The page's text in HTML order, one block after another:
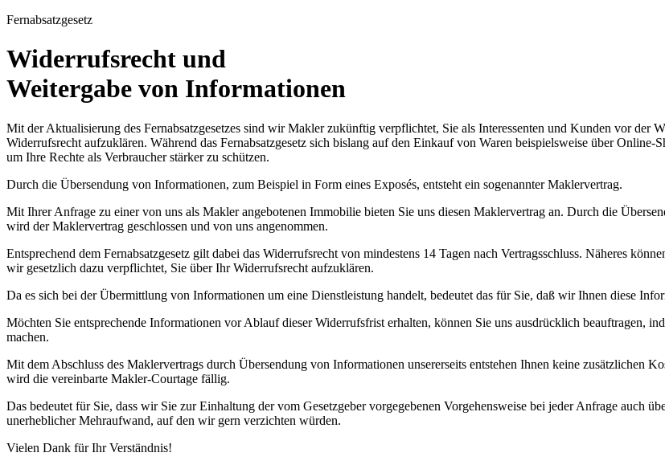
Fernabsatzgesetz
Widerrufsrecht und
Weitergabe von Informationen
Mit der Aktualisierung des Fernabsatzgesetzes sind wir Makler zukünftig verpflichtet, Sie als Interessenten und Kunden vor der
Widerrufsrecht aufzuklären. Während das Fernabsatzgesetz sich bislang auf den Einkauf von Waren beispielsweise über Online-
um Ihre Rechte als Verbraucher stärker zu schützen.
Durch die Übersendung von Informationen, zum Beispiel in Form eines Exposés, entsteht ein sogenannter Maklervertrag.
Mit Ihrer Anfrage zu einer von uns als Makler angebotenen Immobilie bieten Sie uns diesen Maklervertrag an. Durch die
wird der Maklervertrag geschlossen und von uns angenommen.
Entsprechend dem Fernabsatzgesetz gilt dabei das Widerrufsrecht von mindestens 14 Tagen nach Vertragsschluss. Näheres
wir gesetzlich dazu verpflichtet, Sie über Ihr Widerrufsrecht aufzuklären.
Da es sich bei der Übermittlung von Informationen um eine Dienstleistung handelt, bedeutet das für Sie, daß wir Ihnen diese
Möchten Sie entsprechende Informationen vor Ablauf dieser Widerrufsfrist erhalten, können Sie uns ausdrücklich beauftragen,
machen.
Mit dem Abschluss des Maklervertrags durch Übersendung von Informationen unsererseits entstehen Ihnen keine zusätzlichen
wird die vereinbarte Makler-Courtage fällig.
Das bedeutet für Sie, dass wir Sie zur Einhaltung der vom Gesetzgeber vorgegebenen Vorgehensweise bei jeder Anfrage auch
unerheblicher Mehraufwand, auf den wir gern verzichten würden.
Vielen Dank für Ihr Verständnis!